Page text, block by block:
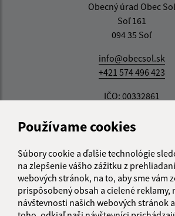
Používame cookies
Súbory cookie a ďalšie technológie
na zlepšenie vášho zážitku z
webových stránok, na to, aby sme vám
prispôsobený obsah a cielené reklamy,
návštevnosti našich webových stránok
Obecný úrad Obec Soľ
Soľ 161
094 35 Soľ
info@obecsol.sk
+421 574 496 423
IČO: 00332861
Vyhlásenie o
Autorské práva
Ochrana osobných